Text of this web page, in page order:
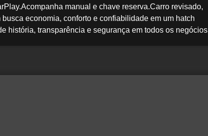
manual e chave reserva.Carro revisado,
economia, conforto e confiabilidade em um hatch
história, transparência e segurança em todos os